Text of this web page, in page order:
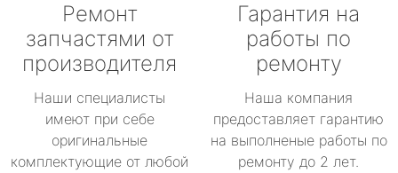
Ремонт
запчастями от
производителя
Наши специалисты
имеют при себе
оригинальные
комплектующие от любой
Гарантия на
работы по
ремонту
Наша компания
предоставляет гарантию
на выполненые работы по
ремонту до 2 лет.